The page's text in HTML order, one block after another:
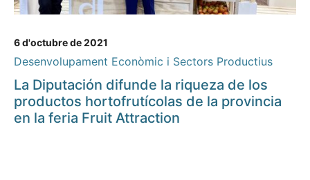
6 d'octubre de 2021
Desenvolupament Econòmic i Sectors Productius
La Diputación difunde la riqueza de los
productos hortofrutícolas de la provincia
en la feria Fruit Attraction